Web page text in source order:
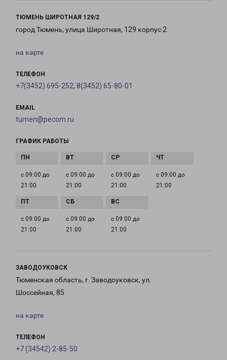
ТЮМЕНЬ ШИРОТНАЯ 129/2
город Тюмень, улица Широтная, 129 корпус 2
на карте
ТЕЛЕФОН
+7(3452) 695-252, 8(3452) 65-80-01
EMAIL
tumen@pecom.ru
ГРАФИК РАБОТЫ
с 09:00 до
21:00
с 09:00 до
21:00
с 09:00 до
21:00
с 09:00 до
21:00
с 09:00 до
21:00
с 09:00 до
21:00
с 09:00 до
21:00
ЗАВОДОУКОВСК
Тюменская область, г. Заводоуковск, ул.
Шоссейная, 85
на карте
ТЕЛЕФОН
+7 (34542) 2-85-50